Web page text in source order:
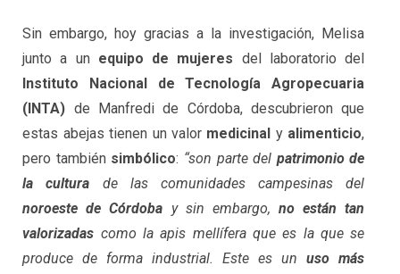
Sin embargo, hoy gracias a la investigación, Melisa
junto a un equipo de mujeres del laboratorio del
Instituto Nacional de Tecnología Agropecuaria
(INTA) de Manfredi de Córdoba, descubrieron que
estas abejas tienen un valor medicinal y alimenticio,
pero también simbólico: “son parte del patrimonio de
la cultura de las comunidades campesinas del
noroeste de Córdoba y sin embargo, no están tan
valorizadas como la apis mellífera que es la que se
produce de forma industrial. Este es unuso más